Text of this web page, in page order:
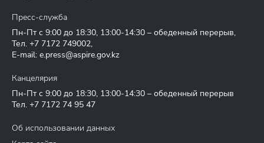
Пресс-служба
Пн-Пт с 9:00 до 18:30, 13:00-14:30 – обеденный перерыв,
Тел. +7 7172 749002,
E-mail: e.press@aspire.gov.kz
Канцелярия
Пн-Пт с 9:00 до 18:30, 13:00-14:30 – обеденный перерыв
Тел. +7 7172 74 95 47
Об использовании данных